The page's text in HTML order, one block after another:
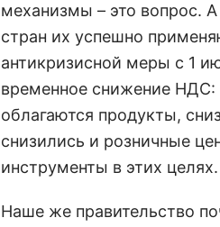
механизмы – это вопрос.
стран их успешно
антикризисной меры с 1
временное снижение НДС:
облагаются продукты,
снизились и розничные
инструменты в этих целях.
Наше же правительство